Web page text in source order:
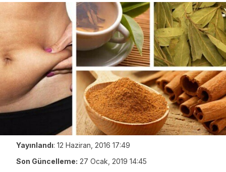
Yayınlandı: 12 Haziran, 2016 17:49
Son Güncelleme: 27 Ocak, 2019 14:45